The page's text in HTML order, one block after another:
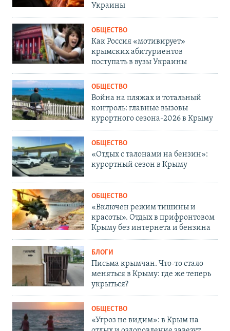
Украины
ОБЩЕСТВО
Как Россия «мотивирует»
крымских абитуриентов
поступать в вузы Украины
ОБЩЕСТВО
Война на пляжах и тотальный
контроль: главные вызовы
курортного сезона-2026 в Крыму
ОБЩЕСТВО
«Отдых с талонами на бензин»:
курортный сезон в Крыму
ОБЩЕСТВО
«Включен режим тишины и
красоты». Отдых в прифронтовом
Крыму без интернета и бензина
БЛОГИ
Письма крымчан. Что-то стало
меняться в Крыму: где же теперь
укрыться?
ОБЩЕСТВО
«Угроз не видим»: в Крым на